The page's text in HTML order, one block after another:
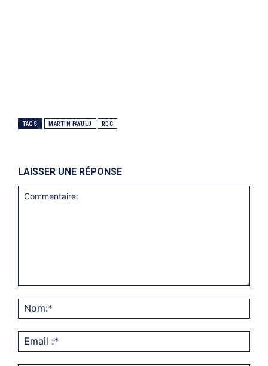
TAGS MARTIN FAYULU RDC
LAISSER UNE RÉPONSE
:*